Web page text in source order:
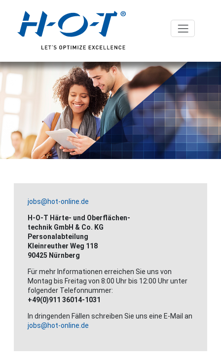
jobs@hot-online.de
H-O-T Härte- und Oberflächen-
technik GmbH & Co. KG
Personalabteilung
Kleinreuther Weg 118
90425 Nürnberg
Für mehr Informationen erreichen Sie uns von
Montag bis Freitag von 8:00 Uhr bis 12:00 Uhr unter
folgender Telefonnummer:
+49(0)911 36014-1031
In dringenden Fällen schreiben Sie uns eine E-Mail an
jobs@hot-online.de